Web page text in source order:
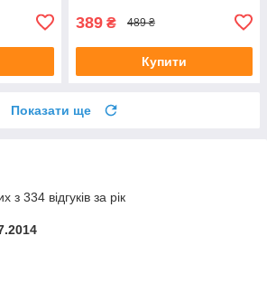
389 ₴ 489 ₴
Купити
Показати ще
з 334 відгуків за рік